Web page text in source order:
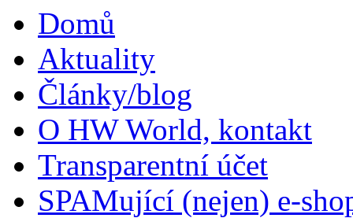
Domů
Aktuality
Články/blog
O HW World, kontakt
Transparentní účet
SPAMující (nejen) e-